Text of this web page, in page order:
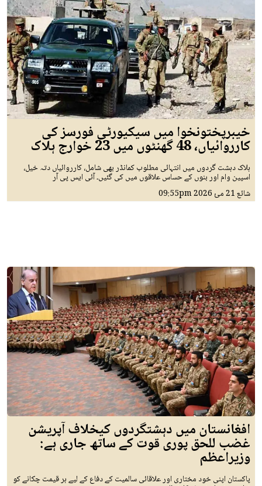
خیبرپختونخوا میں سیکیورٹی فورسز کی
کارروائیاں، 48 گھنٹوں میں 23 خوارج ہلاک
ہلاک دہشت گردوں میں انتہائی مطلوب کمانڈر بھی شامل، کارروائیاں دتہ خیل،
اسپین وام اور بنوں کے حساس علاقوں میں کی گئیں۔ آئی ایس پی آر
شائع21 مئ 2026 09:55pm
افغانستان میں دہشتگردوں کیخلاف آپریشن
غضب للحق پوری قوت کے ساتھ جاری ہے:
وزیراعظم
پاکستان اپنی خود مختاری اور علاقائی سالمیت کے دفاع کے لیے ہر قیمت چکانے کو